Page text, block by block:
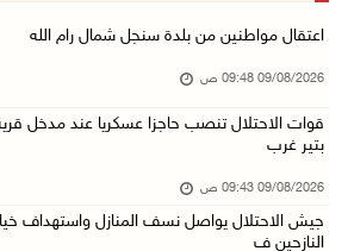
حملة في الولايات المتحدة تدعو الأطباء
09/آب/2026 08:27 ص
09/آب/2026 08:11 ص
حالة الطقس: أجواء شديدة الحرارة تؤثر على
09/آب/2026 07:50 ص
اعتقال مواطنين من بلدة سنجل شمال رام الله
09/08/2026 09:48 ص
قوات الاحتلال تنصب حاجزا عسكريا عند مدخل
بتير غرب
09/08/2026 09:43 ص
جيش الاحتلال يواصل نسف المنازل واستهداف
النازحين ف